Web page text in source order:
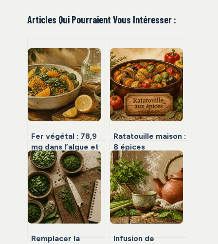
Articles Qui Pourraient Vous Intéresser :
Fer végétal : 78,9
mg dans l’algue et
les 3 réflexes pour
optimiser son
absorption
Ratatouille maison :
8 épices
indispensables
pour sublimer vos
légumes d’été
Remplacer la
Infusion de